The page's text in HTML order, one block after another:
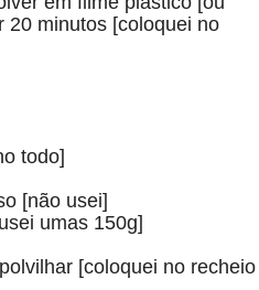
20 minutos [coloquei no
todo]
[não usei]
umas 150g]
[coloquei no recheio